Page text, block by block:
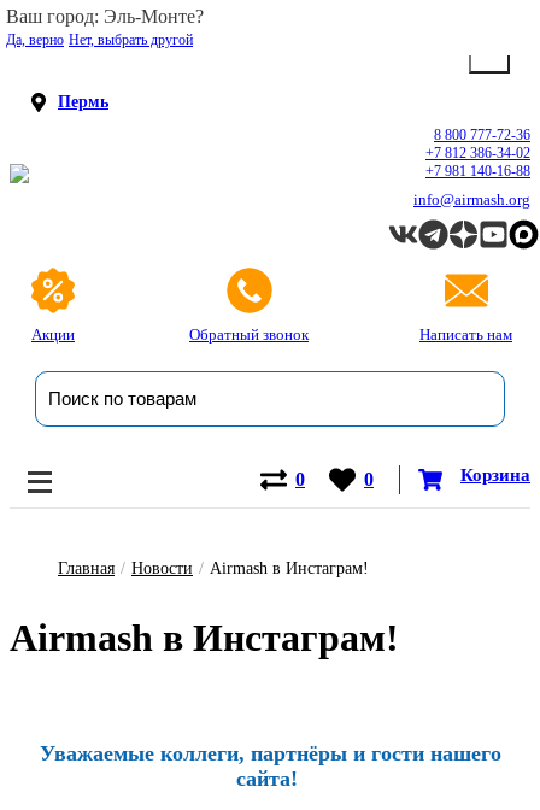
Пермь
Ваш город: Эль-Монте?
Да, верно Нет, выбрать другой
Акции Обратный звонок Написать нам
8 800 777-72-36
+7 812 386-34-02
+7 981 140-16-88
info@airmash.org
0 0 Корзина
Главная / Новости / Airmash в Инстаграм!
Airmash в Инстаграм!
Уважаемые коллеги, партнёры и гости нашего
сайта!